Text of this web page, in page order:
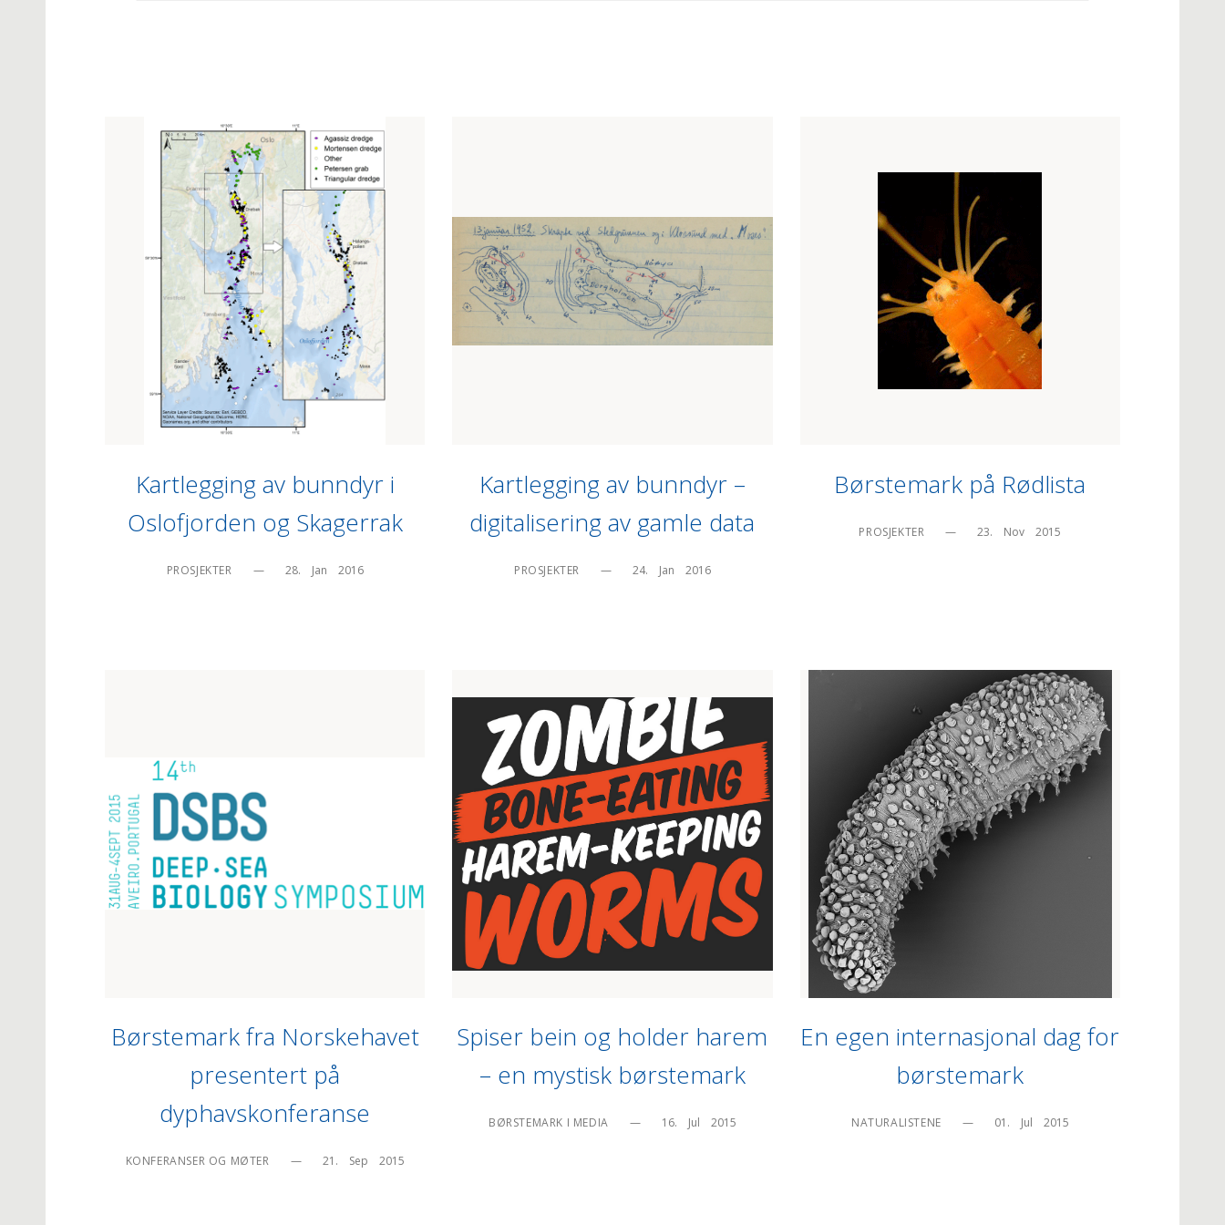
Kartlegging av bunndyr i
Oslofjorden og Skagerrak
PROSJEKTER — 28.    Jan    2016
Kartlegging av bunndyr –
digitalisering av gamle data
PROSJEKTER — 24.    Jan    2016
Børstemark på Rødlista
PROSJEKTER — 23.    Nov    2015
Børstemark fra Norskehavet
presentert på
dyphavskonferanse
KONFERANSER OG MØTER — 21.    Sep    2015
Spiser bein og holder harem
– en mystisk børstemark
BØRSTEMARK I MEDIA — 16.    Jul    2015
En egen internasjonal dag for
børstemark
NATURALISTENE — 01.    Jul    2015